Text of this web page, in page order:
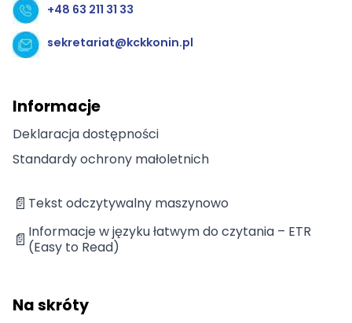
+48 63 211 31 33
sekretariat@kckkonin.pl
Informacje
Deklaracja dostępności
Standardy ochrony małoletnich
📄 Tekst odczytywalny maszynowo
📄 Informacje w języku łatwym do czytania – ETR
(Easy to Read)
Na skróty